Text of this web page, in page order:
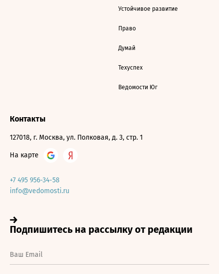
Устойчивое развитие
Право
Думай
Техуспех
Ведомости Юг
Контакты
127018, г. Москва, ул. Полковая, д. 3, стр. 1
На карте
+7 495 956-34-58
info@vedomosti.ru